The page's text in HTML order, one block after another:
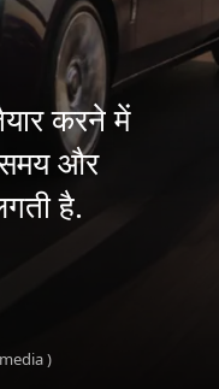
करने में
और
है.
)